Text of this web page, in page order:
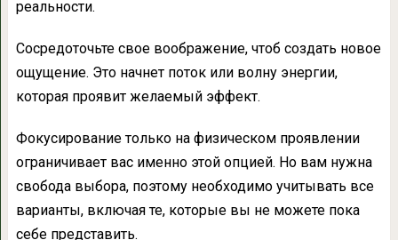
реальности.
Сосредоточьте свое воображение, чтоб создать новое
ощущение. Это начнет поток или волну энергии,
которая проявит желаемый эффект.
Фокусирование только на физическом проявлении
ограничивает вас именно этой опцией. Но вам нужна
свобода выбора, поэтому необходимо учитывать все
варианты, включая те, которые вы не можете пока
себе представить.